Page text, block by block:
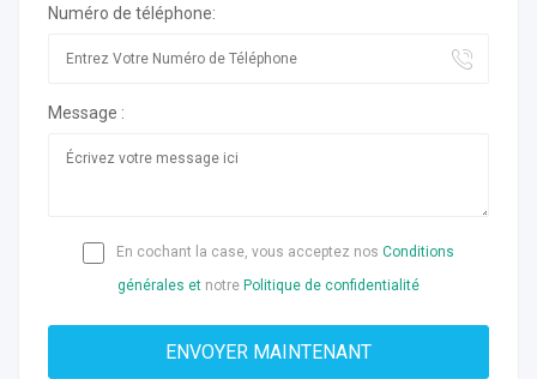
Numéro de téléphone:
Message :
En cochant la case, vous acceptez nos Conditions
générales et notre Politique de confidentialité